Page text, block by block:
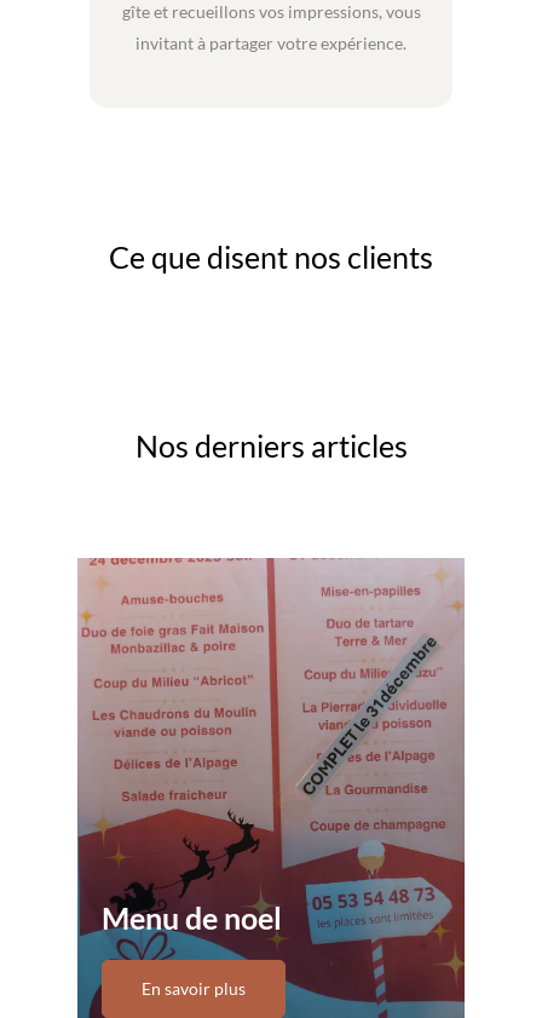
gîte et recueillons vos impressions, vous
invitant à partager votre expérience.
Ce que disent nos clients
Nos derniers articles
Menu de noel
En savoir plus